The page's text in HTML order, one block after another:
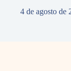
4 de agosto de